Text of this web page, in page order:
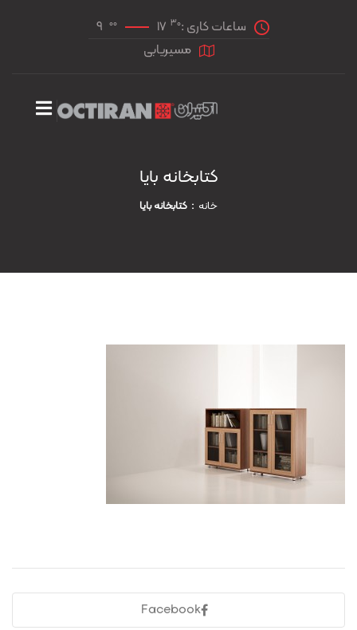
ساعات کاری : 17 30
9 00
مسیریابی
کتابخانه بایا
خانه کتابخانه بایا
Facebook